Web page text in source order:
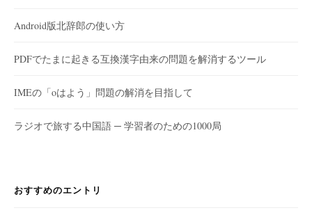
Android版北辞郎の使い方
PDFでたまに起きる互換漢字由来の問題を解消するツール
IMEの「oはよう」問題の解消を目指して
ラジオで旅する中国語 ─ 学習者のための1000局
おすすめのエントリ